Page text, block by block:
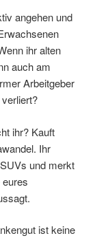
angehen und
ihr alten
auch am
Arbeitgeber
ihr? Kauft
Ihr
und merkt
ist keine